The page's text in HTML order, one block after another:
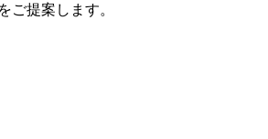
ご提案します。